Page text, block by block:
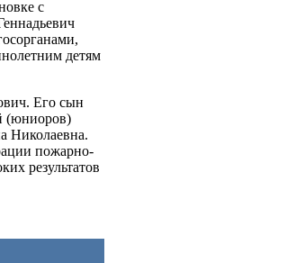
с
детям
Его сын
(юниоров)
Николаевна.
пожарно-
результатов